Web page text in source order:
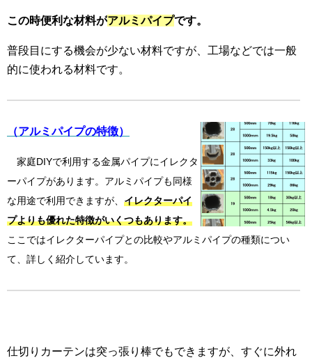
この時便利な材料がアルミパイプです。
普段目にする機会が少ない材料ですが、工場などでは一般
的に使われる材料です。
（アルミパイプの特徴）
家庭DIYで利用する金属パイプにイレクタ
ーパイプがあります。アルミパイプも同様
な用途で利用できますが、 イレクターパイ
プよりも優れた特徴がいくつもあります。
ここではイレクターパイプとの比較やアルミパイプの種類につい
て、詳しく紹介しています。
仕切りカーテンは突っ張り棒でもできますが、すぐに外れ